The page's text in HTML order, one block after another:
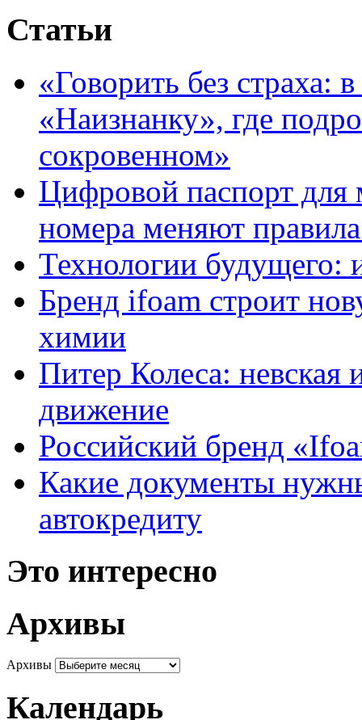
Статьи
«Говорить без страха:
«Наизнанку», где
сокровенном»
Цифровой паспорт для
номера меняют
Технологии будущего:
Бренд ifoam строит
химии
Питер Колеса: невская
движение
Российский бренд
Какие документы
автокредиту
Это интересно
Архивы
Архивы
Календарь